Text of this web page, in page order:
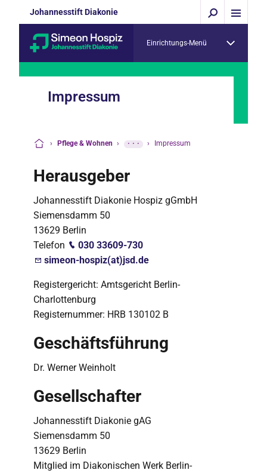
Johannesstift Diakonie
Einrichtungs-Menü
Impressum
› Pflege & Wohnen › ··· › Impressum
Herausgeber
Johannesstift Diakonie Hospiz gGmbH
Siemensdamm 50
13629 Berlin
Telefon
030 33609-730
simeon-hospiz(at)jsd.de
Registergericht: Amtsgericht Berlin-
Charlottenburg
Registernummer: HRB 130102 B
Geschäftsführung
Dr. Werner Weinholt
Gesellschafter
Johannesstift Diakonie gAG
Siemensdamm 50
13629 Berlin
Mitglied im Diakonischen Werk Berlin-